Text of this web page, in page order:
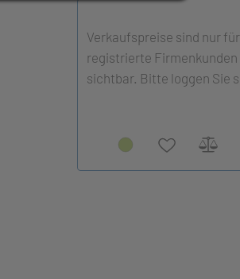
Verkaufspreise sind nur für
registrierte Firmenkunden
sichtbar. Bitte loggen Sie